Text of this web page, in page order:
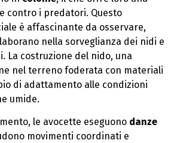
contro i predatori. Questo
è affascinante da osservare,
nella sorveglianza dei nidi e
La costruzione del nido, una
nel terreno foderata con materiali
di adattamento alle condizioni
umide.
le avocette eseguono danze
movimenti coordinati e